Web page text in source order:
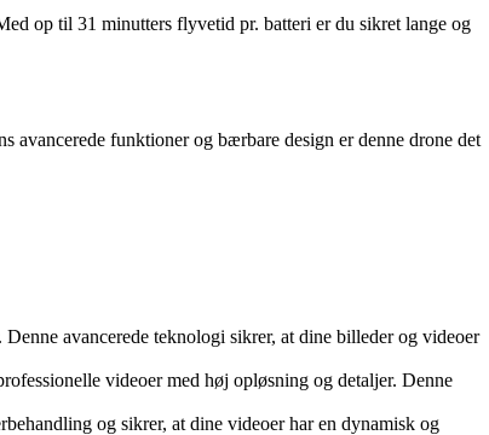
op til 31 minutters flyvetid pr. batteri er du sikret lange og
funktioner og bærbare design er denne drone det
avancerede teknologi sikrer, at dine billeder og videoer
videoer med høj opløsning og detaljer. Denne
og sikrer, at dine videoer har en dynamisk og